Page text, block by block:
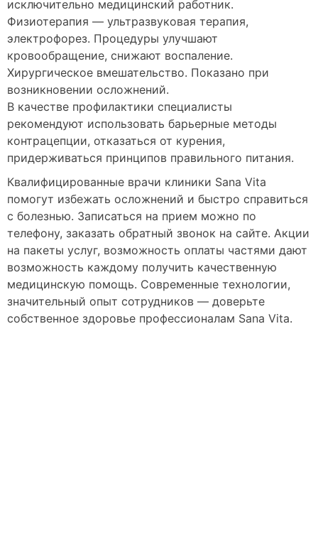
исключительно медицинский работник.
Физиотерапия — ультразвуковая терапия,
электрофорез. Процедуры улучшают
кровообращение, снижают воспаление.
Хирургическое вмешательство. Показано при
возникновении осложнений.
В качестве профилактики специалисты
рекомендуют использовать барьерные методы
контрацепции, отказаться от курения,
придерживаться принципов правильного питания.
Квалифицированные врачи клиники Sana Vita
помогут избежать осложнений и быстро справиться
с болезнью. Записаться на прием можно по
телефону, заказать обратный звонок на сайте. Акции
на пакеты услуг, возможность оплаты частями дают
возможность каждому получить качественную
медицинскую помощь. Современные технологии,
значительный опыт сотрудников — доверьте
собственное здоровье профессионалам Sana Vita.